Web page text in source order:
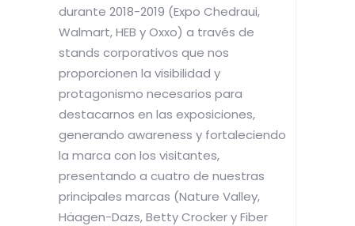
durante 2018-2019 (Expo Chedraui,
Walmart, HEB y Oxxo) a través de
stands corporativos que nos
proporcionen la visibilidad y
protagonismo necesarios para
destacarnos en las exposiciones,
generando awareness y fortaleciendo
la marca con los visitantes,
presentando a cuatro de nuestras
principales marcas (Nature Valley,
Häagen-Dazs, Betty Crocker y Fiber